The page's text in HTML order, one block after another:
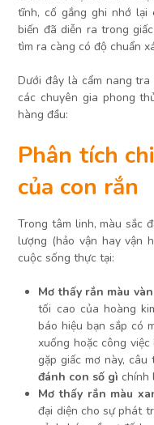
tĩnh, cố gắng ghi nhớ lại
biến đã diễn ra trong
tìm ra càng có độ chuẩn
Dưới đây là cẩm nang
các chuyên gia phong
hàng đầu:
Phân tích
của con rắn
Trong tâm linh, màu sắc
lượng (hảo vận hay vận
cuộc sống thực tại:
Mơ thấy rắn màu
tối cao của hoàng
báo hiệu bạn sắp có
xuống hoặc công
gặp giấc mơ này,
đánh con số gì chính
Mơ thấy rắn màu
đại diện cho sự phát